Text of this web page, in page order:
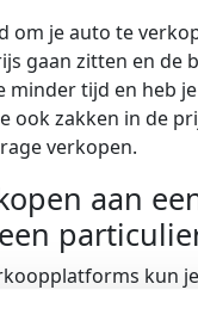
om je auto te
gaan zitten en de
minder tijd en heb
ook zakken in de
verkopen.
aan
kun
te verkopen via een